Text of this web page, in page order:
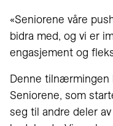
«Seniorene våre
bidra med, og vi er
engasjement og
Denne tilnærmingen
Seniorene, som
seg til andre deler